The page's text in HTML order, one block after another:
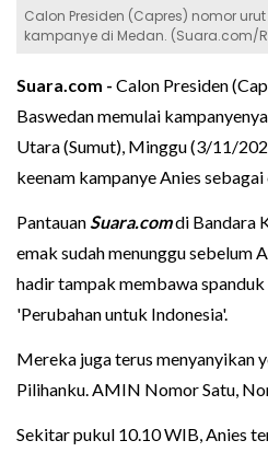
Calon Presiden (Capres) nomor
kampanye di Medan. (Suara.com/
Suara.com - Calon Presiden
Baswedan memulai
Utara (Sumut), Minggu (3/11/
keenam kampanye Anies
PantauanSuara.comdi Bandara
emak sudah menunggu sebelum
hadir tampak membawa
'Perubahan untuk Indonesia'.
Mereka juga terus menyanyikan
Pilihanku. AMIN Nomor Satu,
Sekitar pukul 10.10 WIB, Anies